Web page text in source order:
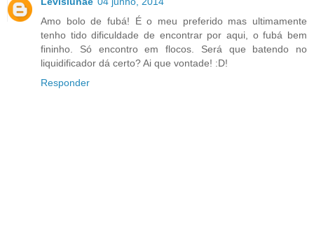
Amo bolo de fubá! É o meu preferido mas ultimamente
tenho tido dificuldade de encontrar por aqui, o fubá bem
fininho. Só encontro em flocos. Será que batendo no
liquidificador dá certo? Ai que vontade! :D!
Responder